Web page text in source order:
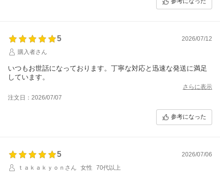
5
2026/07/12
購入者さん
いつもお世話になっております。丁寧な対応と迅速な発送に満足
しています。
さらに表示
注文日：2026/07/07
参考になった
5
2026/07/06
ｔａｋａｋｙｏｎさん
女性 70代以上